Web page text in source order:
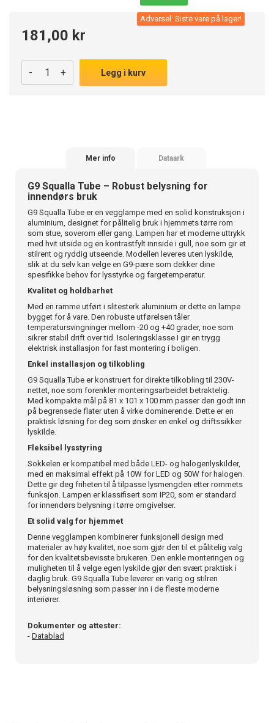
Advarsel: Siste vare på lager!
181,00 kr
- + Legg i kurv
Mer info Dataark
G9 Squalla Tube – Robust belysning for
innendørs bruk
G9 Squalla Tube er en vegglampe med en solid konstruksjon i
aluminium, designet for pålitelig bruk i hjemmets tørre rom
som stue, soverom eller gang. Lampen har et moderne uttrykk
med hvit utside og en kontrastfylt innside i gull, noe som gir et
stilrent og ryddig utseende. Modellen leveres uten lyskilde,
slik at du selv kan velge en G9-pære som dekker dine
spesifikke behov for lysstyrke og fargetemperatur.
Kvalitet og holdbarhet
Med en ramme utført i slitesterk aluminium er dette en lampe
bygget for å vare. Den robuste utførelsen tåler
temperatursvingninger mellom -20 og +40 grader, noe som
sikrer stabil drift over tid. Isoleringsklasse I gir en trygg
elektrisk installasjon for fast montering i boligen.
Enkel installasjon og tilkobling
G9 Squalla Tube er konstruert for direkte tilkobling til 230V-
nettet, noe som forenkler monteringsarbeidet betraktelig.
Med kompakte mål på 81 x 101 x 100 mm passer den godt inn
på begrensede flater uten å virke dominerende. Dette er en
praktisk løsning for deg som ønsker en enkel og driftssikker
lyskilde.
Fleksibel lysstyring
Sokkelen er kompatibel med både LED- og halogenlyskilder,
med en maksimal effekt på 10W for LED og 50W for halogen.
Dette gir deg friheten til å tilpasse lysmengden etter rommets
funksjon. Lampen er klassifisert som IP20, som er standard
for innendørs belysning i tørre omgivelser.
Et solid valg for hjemmet
Denne vegglampen kombinerer funksjonell design med
materialer av høy kvalitet, noe som gjør den til et pålitelig valg
for den kvalitetsbevisste brukeren. Den enkle monteringen og
muligheten til å velge egen lyskilde gjør den svært praktisk i
daglig bruk. G9 Squalla Tube leverer en varig og stilren
belysningsløsning som passer inn i de fleste moderne
interiører.
Dokumenter og attester:
- Datablad